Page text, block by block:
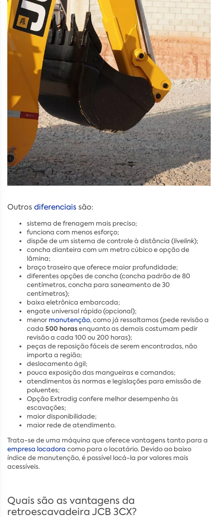
Outrosdiferenciaissão:
sistema de frenagem mais preciso;
funciona com menos esforço;
dispõe de um sistema de controle à distância (livelink);
concha dianteira com um metro cúbico e opção de
lâmina;
braço traseiro que oferece maior profundidade;
diferentes opções de concha (concha padrão de 80
centímetros, concha para saneamento de 30
centímetros);
baixa eletrônica embarcada;
engate universal rápido (opcional);
menor manutenção, como já ressaltamos (pede revisão a
cada 500 horasenquanto as demais costumam pedir
revisão a cada 100 ou 200 horas);
peças de reposição fáceis de serem encontradas, não
importa a região;
deslocamento ágil;
pouca exposição das mangueiras e comandos;
atendimentos às normas e legislações para emissão de
poluentes;
Opção Extradig confere melhor desempenho às
escavações;
maior disponibilidade;
maior rede de atendimento.
Trata-se de uma máquina que oferece vantagens tanto para a
empresa locadora como para o locatário. Devido ao baixo
índice de manutenção, é possível locá-la por valores mais
acessíveis.
Quais são as vantagens da
retroescavadeira JCB 3CX?